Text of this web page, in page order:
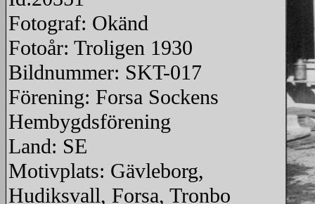
Fotograf: Okänd
Fotoår: Troligen 1930
Bildnummer: SKT-017
Förening: Forsa Sockens
Hembygdsförening
Land: SE
Motivplats: Gävleborg,
Hudiksvall, Forsa, Tronbo